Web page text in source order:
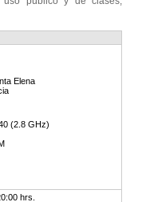
Elena
(2.8 GHz)
hrs.